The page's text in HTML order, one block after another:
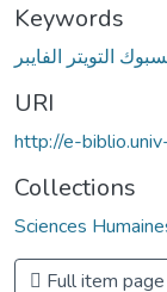
Keywords
التويتر الفايبر
URI
http://e-
Collections
Full item page